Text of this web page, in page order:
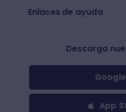
Enlaces de ayuda
Descarga
App